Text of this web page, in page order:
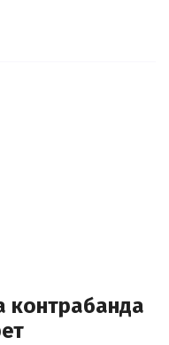
контрабанда